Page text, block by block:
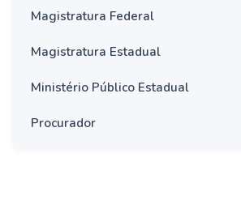
Magistratura Federal
Magistratura Estadual
Ministério Público Estadual
Procurador